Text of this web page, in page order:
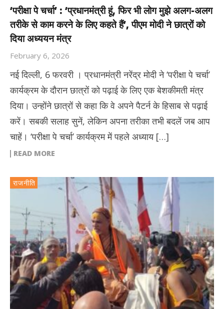
‘परीक्षा पे चर्चा’ : ‘प्रधानमंत्री हूं, फिर भी लोग मुझे अलग-अलग
तरीके से काम करने के लिए कहते हैं’, पीएम मोदी ने छात्रों को
दिया अध्ययन मंत्र
February 6, 2026
नई दिल्ली, 6 फरवरी । प्रधानमंत्री नरेंद्र मोदी ने ‘परीक्षा पे चर्चा’
कार्यक्रम के दौरान छात्रों को पढ़ाई के लिए एक बेशकीमती मंत्र
दिया। उन्होंने छात्रों से कहा कि वे अपने पैटर्न के हिसाब से पढ़ाई
करें। सबकी सलाह सुनें, लेकिन अपना तरीका तभी बदलें जब आप
चाहें। ‘परीक्षा पे चर्चा’ कार्यक्रम में पहले अध्याय […]
READ MORE
राजनीति